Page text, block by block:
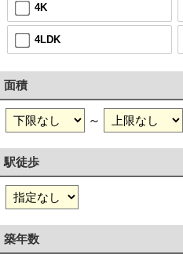
4K
4LDK
面積
～
駅徒歩
築年数